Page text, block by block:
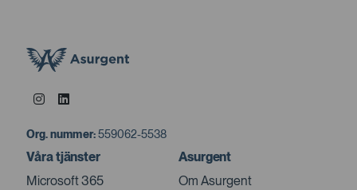
Org. nummer:559062-5538
Våra tjänster
Microsoft 365
Asurgent
Om Asurgent